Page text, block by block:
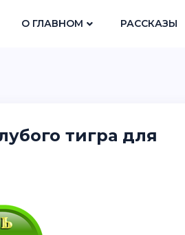
О ГЛАВНОМ РАССКАЗЫ
тигра для